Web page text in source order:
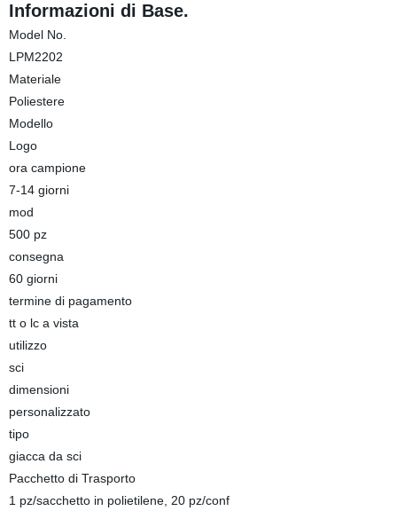
Informazioni di Base.
Model No.
LPM2202
Materiale
Poliestere
Modello
Logo
ora campione
7-14 giorni
mod
500 pz
consegna
60 giorni
termine di pagamento
tt o lc a vista
utilizzo
sci
dimensioni
personalizzato
tipo
giacca da sci
Pacchetto di Trasporto
1 pz/sacchetto in polietilene, 20 pz/conf